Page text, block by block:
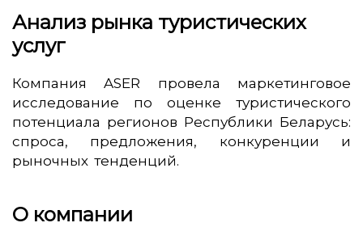
Анализ рынка туристических
услуг
Компания ASER провела маркетинговое
исследование по оценке туристического
потенциала регионов Республики Беларусь:
спроса, предложения, конкуренции и
рыночных тенденций.
О компании